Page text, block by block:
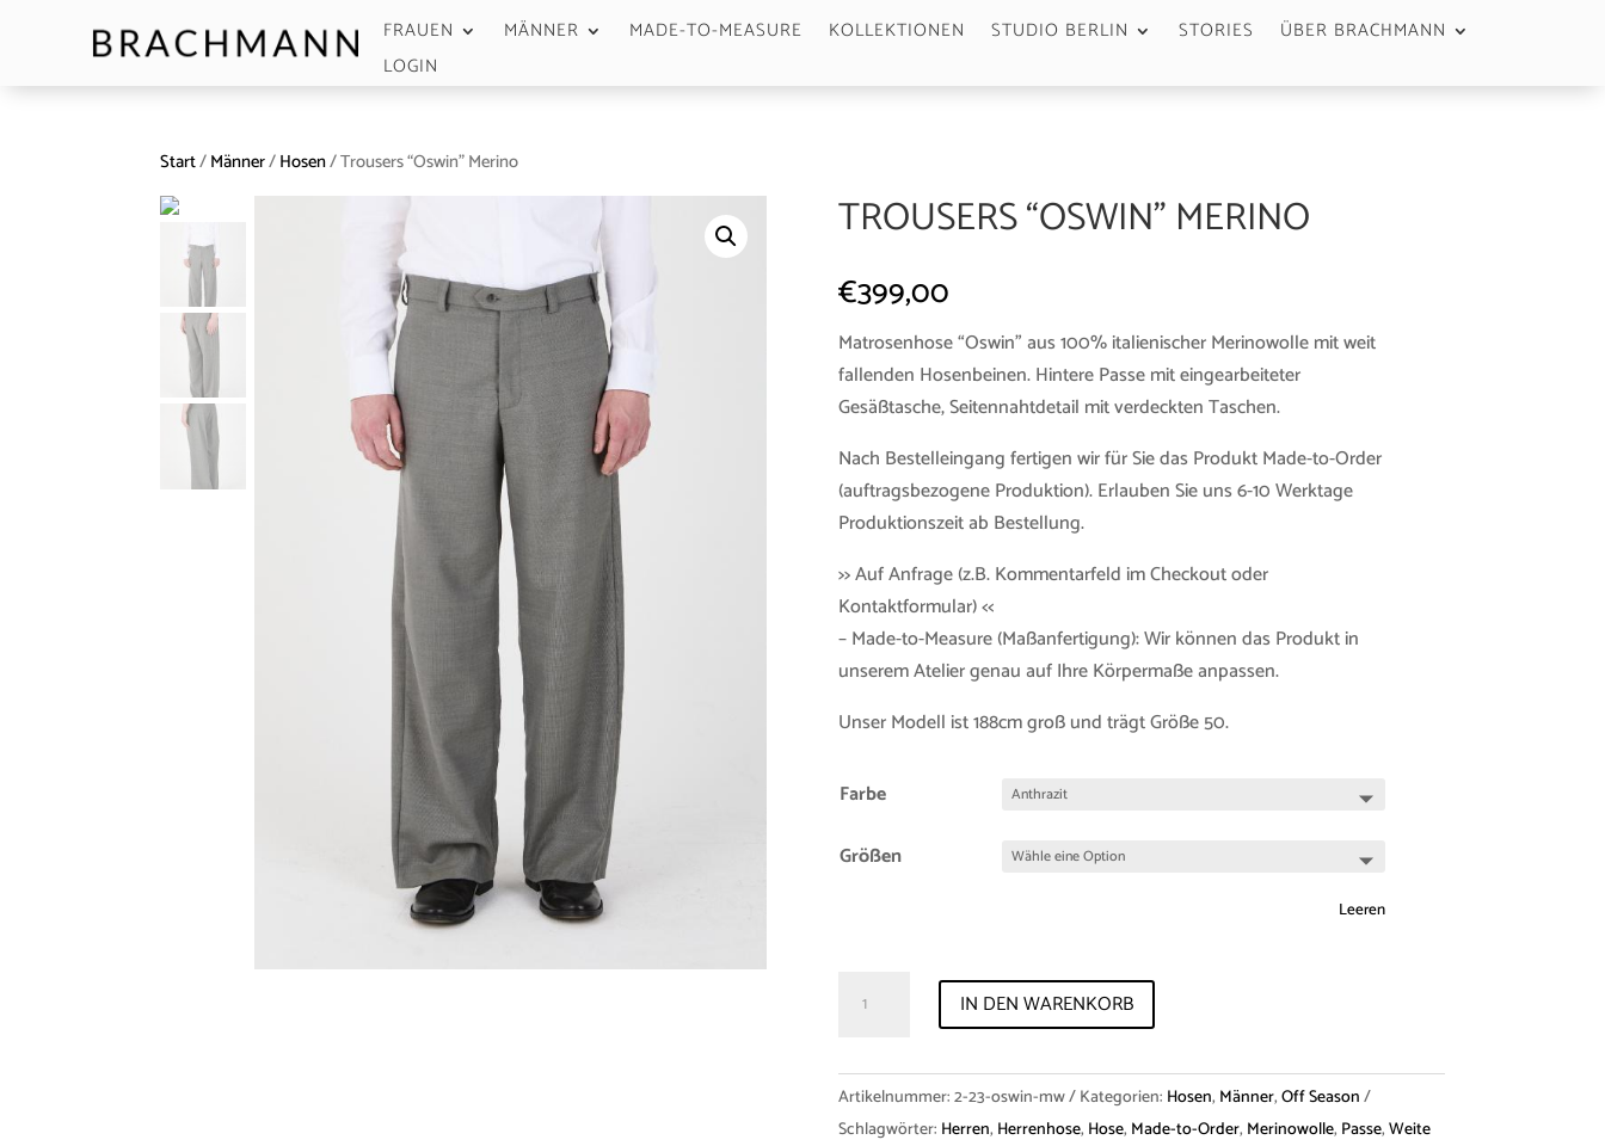
FRAUEN MÄNNER MADE-TO-MEASURE KOLLEKTIONEN STUDIO BERLIN STORIES
ÜBER BRACHMANN
LOGIN
Start/Männer/Hosen/ Trousers “Oswin” Merino
TROUSERS “OSWIN” MERINO
€399,00
Matrosenhose “Oswin” aus 100% italienischer Merinowolle mit weit
fallenden Hosenbeinen. Hintere Passe mit eingearbeiteter
Gesäßtasche, Seitennahtdetail mit verdeckten Taschen.
Nach Bestelleingang fertigen wir für Sie das Produkt Made-to-Order
(auftragsbezogene Produktion). Erlauben Sie uns 6-10 Werktage
Produktionszeit ab Bestellung.
>> Auf Anfrage (z.B. Kommentarfeld im Checkout oder
Kontaktformular) <<
– Made-to-Measure (Maßanfertigung): Wir können das Produkt in
unserem Atelier genau auf Ihre Körpermaße anpassen.
Unser Modell ist 188cm groß und trägt Größe 50.
Farbe
Größen
Leeren
"Oswin"
Menge
IN DEN WARENKORB
Artikelnummer:2-23-oswin-mw Kategorien: Hosen, Männer,Off Season
Schlagwörter: Herren, Herrenhose, Hose, Made-to-Order, Merinowolle, Passe,Weite